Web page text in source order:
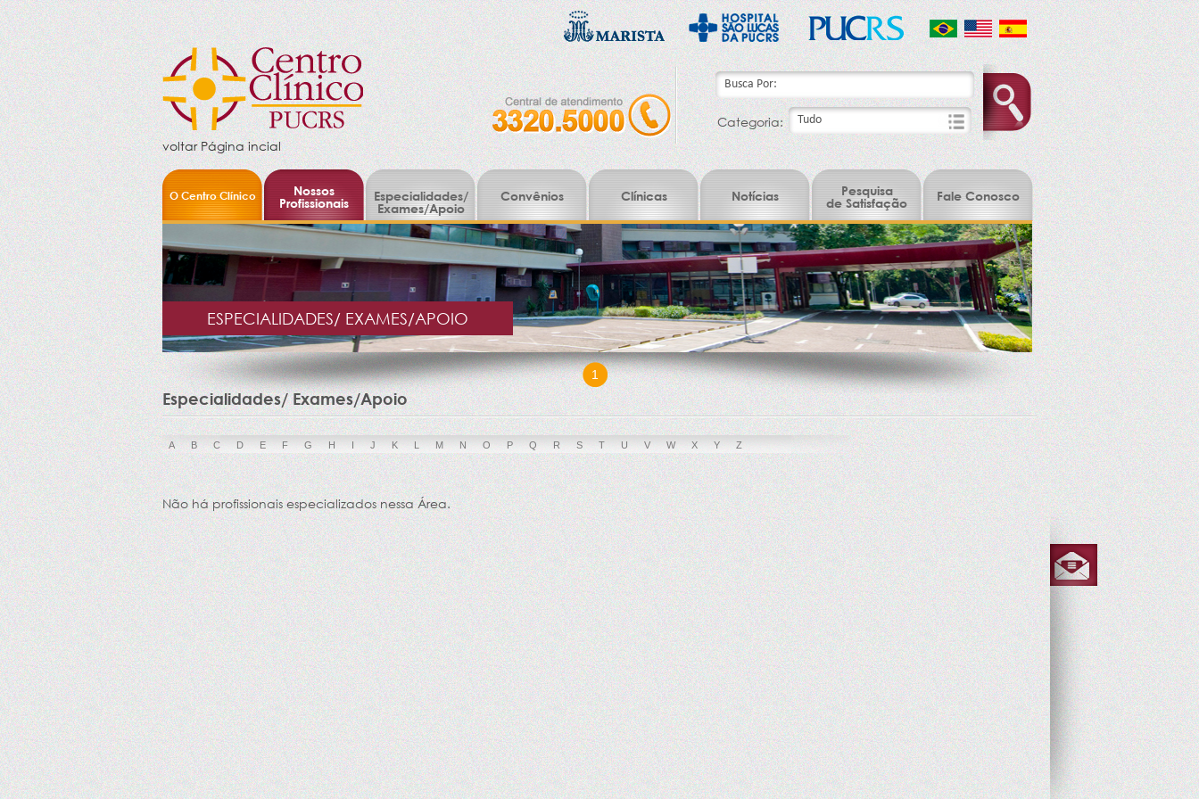
voltar Página incial
Categoria:
O Centro Clínico
Nossos
Profissionais
Especialidades/
Exames/Apoio
Convênios Clínicas Notícias
Pesquisa
de Satisfação
Fale Conosco
ESPECIALIDADES/ EXAMES/APOIO
1
Especialidades/ Exames/Apoio
A B C D E F G H I J K L M N O P Q R S T U V W X Y Z
Não há profissionais especializados nessa Área.